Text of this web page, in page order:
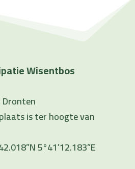
Wisentbos
is ter hoogte van
5°41’12.183”E